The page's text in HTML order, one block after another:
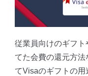
従業員向けのギフ
てた会費の還元方
てVisaのギフトの用